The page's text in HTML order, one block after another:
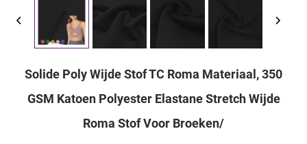
Solide Poly Wijde Stof TC Roma Materiaal, 350
GSM Katoen Polyester Elastane Stretch Wijde
Roma Stof Voor Broeken/